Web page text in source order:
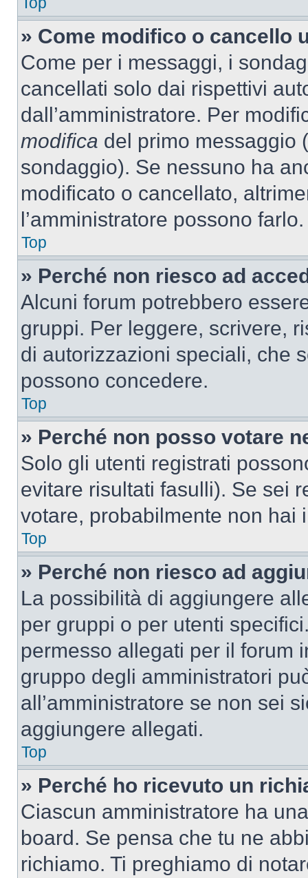
» Come modifico o cancello
Come per i messaggi, i
cancellati solo dai rispettivi
dall’amministratore. Per
modifica del primo messaggio
sondaggio). Se nessuno ha
modificato o cancellato,
l’amministratore possono farlo.
Top
» Perché non riesco ad
Alcuni forum potrebbero
gruppi. Per leggere, scrivere,
di autorizzazioni speciali, che
possono concedere.
Top
» Perché non posso votare
Solo gli utenti registrati
evitare risultati fasulli). Se sei
votare, probabilmente non hai
Top
» Perché non riesco ad
La possibilità di aggiungere
per gruppi o per utenti
permesso allegati per il forum
gruppo degli amministratori
all’amministratore se non sei
aggiungere allegati.
Top
» Perché ho ricevuto un
Ciascun amministratore ha
board. Se pensa che tu ne
richiamo. Ti preghiamo di